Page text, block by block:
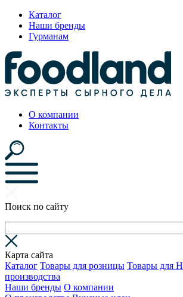
Каталог
Наши бренды
Гурманам
О компании
Контакты
Поиск по сайту
Карта сайта
Каталог Товары для розницы Товары для
производства
Наши бренды О компании